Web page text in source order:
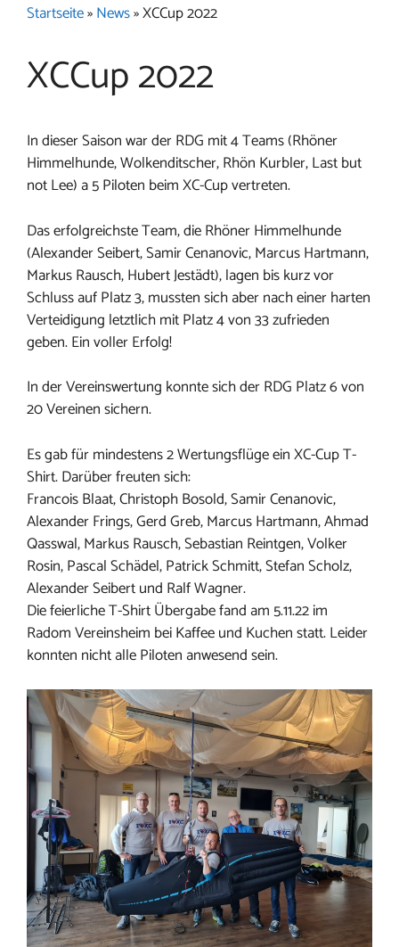
Startseite»News»XCCup 2022
XCCup 2022
In dieser Saison war der RDG mit 4 Teams (Rhöner
Himmelhunde, Wolkenditscher, Rhön Kurbler, Last but
not Lee) a 5 Piloten beim XC-Cup vertreten.
Das erfolgreichste Team, die Rhöner Himmelhunde
(Alexander Seibert, Samir Cenanovic, Marcus Hartmann,
Markus Rausch, Hubert Jestädt), lagen bis kurz vor
Schluss auf Platz 3, mussten sich aber nach einer harten
Verteidigung letztlich mit Platz 4 von 33 zufrieden
geben. Ein voller Erfolg!
In der Vereinswertung konnte sich der RDG Platz 6 von
20 Vereinen sichern.
Es gab für mindestens 2 Wertungsflüge ein XC-Cup T-
Shirt. Darüber freuten sich:
Francois Blaat, Christoph Bosold, Samir Cenanovic,
Alexander Frings, Gerd Greb, Marcus Hartmann, Ahmad
Qasswal, Markus Rausch, Sebastian Reintgen, Volker
Rosin, Pascal Schädel, Patrick Schmitt, Stefan Scholz,
Alexander Seibert und Ralf Wagner.
Die feierliche T-Shirt Übergabe fand am 5.11.22 im
Radom Vereinsheim bei Kaffee und Kuchen statt. Leider
konnten nicht alle Piloten anwesend sein.